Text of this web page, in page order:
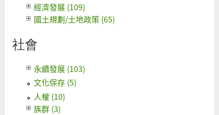
經濟發展 (109)
國土規劃/土地政策 (65)
社會
永續發展 (103)
文化保存 (5)
人權 (10)
族群 (3)